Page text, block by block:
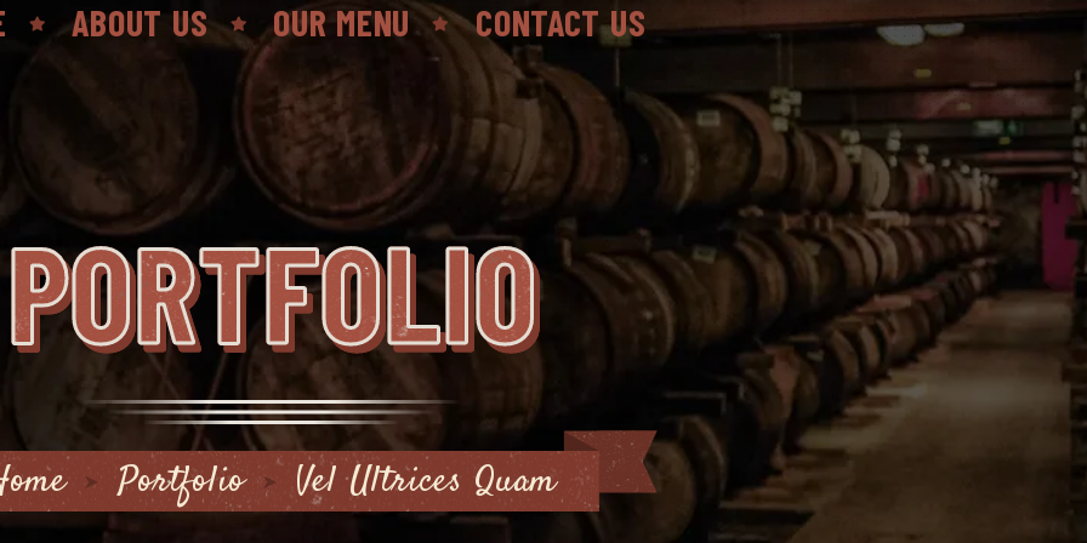
ABOUT US OUR MENU CONTACT US
PORTFOLIO
Portfolio Vel Ultrices Quam